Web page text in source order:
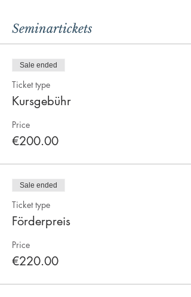
Seminartickets
Sale ended
Ticket type
Kursgebühr
Price
€200.00
Sale ended
Ticket type
Förderpreis
Price
€220.00